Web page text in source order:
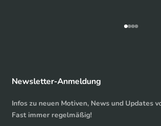
Gehe zu
Gehe zu
Gehe zu
Gehe
Newsletter-Anmeldung
Infos zu neuen Motiven, News und Updates
Fast immer regelmäßig!